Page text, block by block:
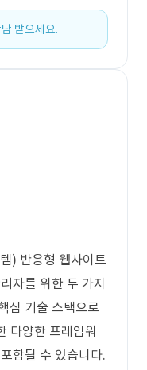
받으세요.
) 반응형 웹사이트
자를 위한 두 가지
심 기술 스택으로
다양한 프레임워
함될 수 있습니다.